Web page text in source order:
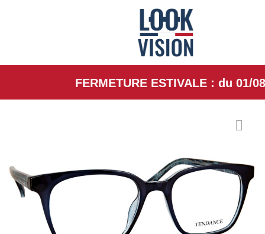
FERMETURE ESTIVALE : du 01/08/